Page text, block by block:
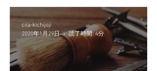
ciia-kichijoji
2020年1月29日
読了時間: 4分